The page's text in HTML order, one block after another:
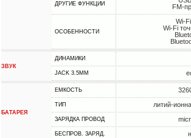
ДРУГИЕ ФУНКЦИИ
FM-
ОСОБЕННОСТИ
Wi-
Wi-Fi
ЗВУК
ДИНАМИКИ
JACK 3.5MM
БАТАРЕЯ
ЕМКОСТЬ
ТИП литий-
ЗАРЯДКА ПРОВОД
БЕСПРОВ. ЗАРЯД.